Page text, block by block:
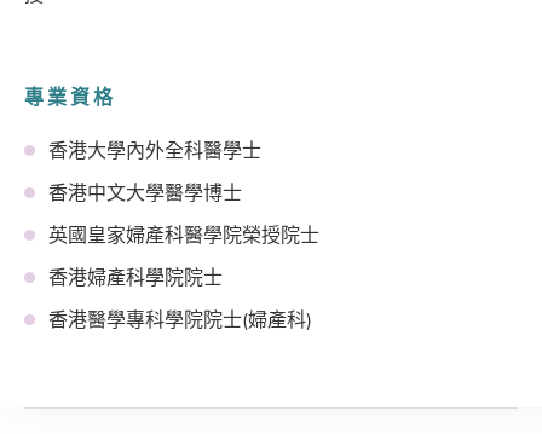
專業資格
香港大學內外全科醫學士
香港中文大學醫學博士
英國皇家婦產科醫學院榮授院士
香港婦產科學院院士
香港醫學專科學院院士(婦產科)